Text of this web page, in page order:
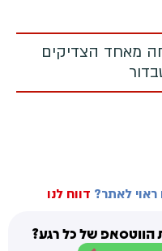
מאחד הצדיקים
לאתר? דווח לנו
הווטסאפ של כל רגע?